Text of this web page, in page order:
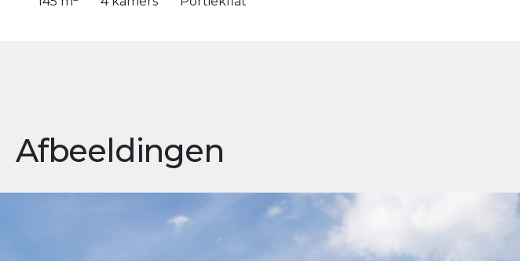
Afbeeldingen